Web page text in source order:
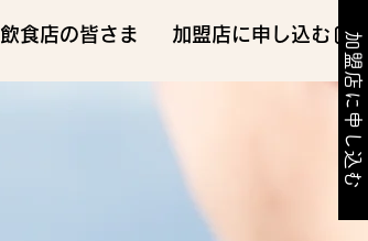
加盟店に申し込む
飲食店の皆さま 加盟店に申し込む